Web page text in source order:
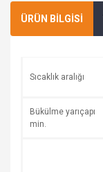
ÜRÜN BİLGİSİ
Sıcaklık aralığı
Bükülme yarıçapı
min.